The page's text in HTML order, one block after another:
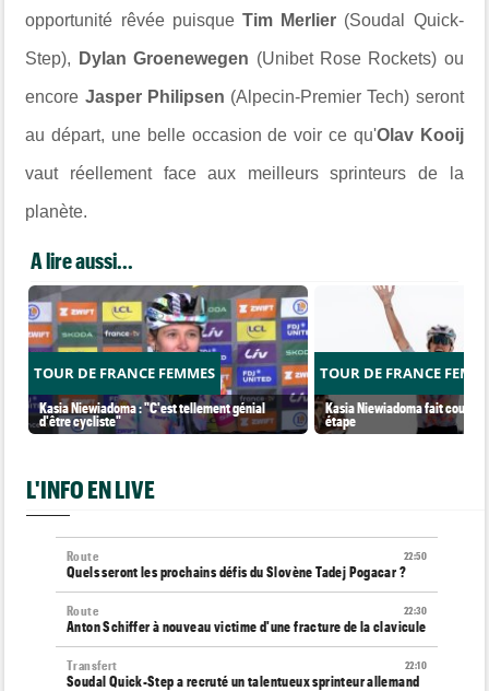
opportunité rêvée puisque Tim Merlier (Soudal Quick-
Step), Dylan Groenewegen (Unibet Rose Rockets) ou
encore Jasper Philipsen (Alpecin-Premier Tech) seront
au départ, une belle occasion de voir ce qu'Olav Kooij
vaut réellement face aux meilleurs sprinteurs de la
planète.
A lire aussi...
TOUR DE FRANCE FEMMES
Kasia Niewiadoma : "C'est tellement génial
d'être cycliste"
TOUR DE FRANCE
Kasia Niewiadoma fait coup
étape
L'INFO EN LIVE
22:50
Route
Quels seront les prochains défis du Slovène Tadej Pogacar ?
22:30
Route
Anton Schiffer à nouveau victime d'une fracture de la clavicule
22:10
Transfert
Soudal Quick-Step a recruté un talentueux sprinteur allemand